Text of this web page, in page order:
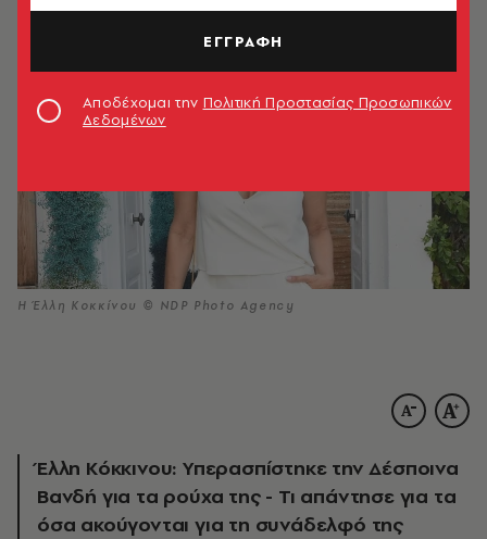
Η Έλλη Κοκκίνου © NDP Photo Agency
Έλλη Κόκκινου: Υπερασπίστηκε την Δέσποινα
Βανδή για τα ρούχα της - Τι απάντησε για τα
όσα ακούγονται για τη συνάδελφό της
ΕΓΓΡΑΦΗ
Αποδέχομαι την Πολιτική Προστασίας Προσωπικών
Δεδομένων